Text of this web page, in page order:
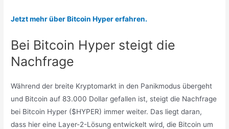
Jetzt mehr über Bitcoin Hyper erfahren.
Bei Bitcoin Hyper steigt die
Nachfrage
Während der breite Kryptomarkt in den Panikmodus übergeht
und Bitcoin auf 83.000 Dollar gefallen ist, steigt die Nachfrage
bei Bitcoin Hyper ($HYPER) immer weiter. Das liegt daran,
dass hier eine Layer-2-Lösung entwickelt wird, die Bitcoin um